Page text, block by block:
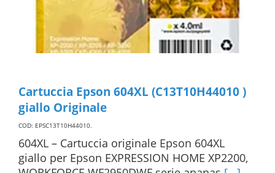
Cartuccia Epson 604XL (C13T10H44010 )
giallo Originale
COD: EPSC13T10H44010.
604XL – Cartuccia originale Epson 604XL
giallo per Epson EXPRESSION HOME XP2200,